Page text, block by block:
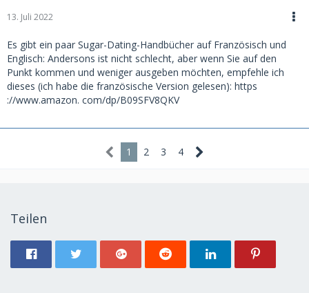
13. Juli 2022
Es gibt ein paar Sugar-Dating-Handbücher auf Französisch und
Englisch: Andersons ist nicht schlecht, aber wenn Sie auf den
Punkt kommen und weniger ausgeben möchten, empfehle ich
dieses (ich habe die französische Version gelesen): https
://www.amazon. com/dp/B09SFV8QKV
1 2 3 4
Teilen